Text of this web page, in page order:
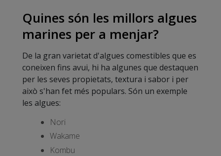
Quines són les millors algues
marines per a menjar?
De la gran varietat d'algues comestibles que es
coneixen fins avui, hi ha algunes que destaquen
per les seves propietats, textura i sabor i per
això s'han fet més populars. Són un exemple
les algues:
Nori
Wakame
Kombu